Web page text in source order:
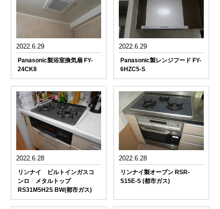
2022.6.29
Panasonic製浴室換気扇 FY-
24CK8
2022.6.29
Panasonic製レンジフード FY-
6HZC5-S
2022.6.28
リンナイ ビルトインガスコ
ンロ メタルトップ
RS31M5H2S BW(都市ガス)
2022.6.28
リンナイ製オーブン RSR-
S15E-S (都市ガス)